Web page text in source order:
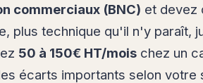
commerciaux (BNC) et devez
plus technique qu'il n'y paraît,
50 à 150€ HT/mois chez un
écarts importants selon